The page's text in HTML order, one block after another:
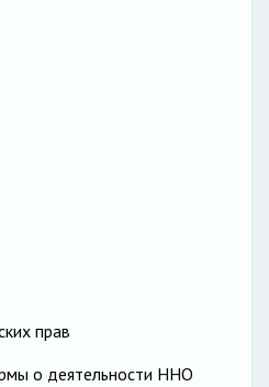
прав
о деятельности ННО